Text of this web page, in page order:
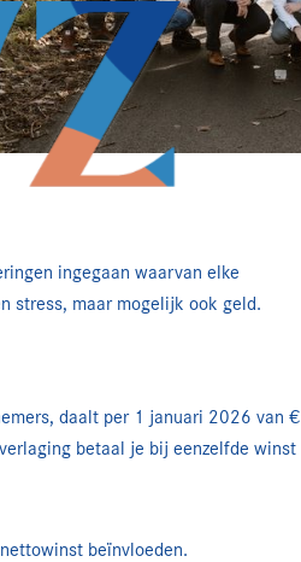
ingegaan waarvan elke
stress, maar mogelijk ook geld.
daalt per 1 januari 2026 van €
betaal je bij eenzelfde winst
beïnvloeden.